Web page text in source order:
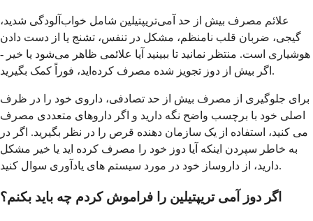
علائم مصرف بیش از حد آمی‌تریپتیلین شامل خواب‌آلودگی شدید،
گیجی، ضربان قلب نامنظم، مشکل در تنفس، تشنج یا از دست دادن
هوشیاری است. منتظر نمانید تا ببینید آیا علائمی ظاهر می‌شود یا خیر -
اگر بیش از دوز تجویز شده مصرف کرده‌اید، فوراً کمک بگیرید.
برای جلوگیری از مصرف بیش از حد تصادفی، داروی خود را در ظرف
اصلی خود با برچسب واضح نگه دارید و اگر داروهای متعددی مصرف
می کنید، استفاده از یک سازمان دهنده قرص را در نظر بگیرید. اگر در
به خاطر سپردن اینکه آیا دوز خود را مصرف کرده اید یا خیر مشکل
دارید، از داروساز خود در مورد سیستم های یادآوری سوال کنید.
اگر دوز آمی تریپتیلین را فراموش کردم چه باید بکنم؟